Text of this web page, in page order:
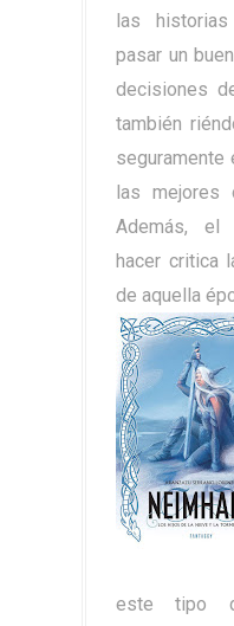
las
pasar un
decisiones
también
seguramente
las mejores
Además, el
hacer critica
de aquella
este tipo